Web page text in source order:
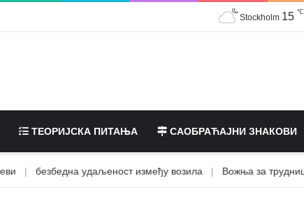
Stockholm 15 ℃
ТЕОРИЈСКА ПИТАЊА САОБРАЋАЈНИ ЗНАКОВИ
| безбедна удаљеност између возила | Вожња за труднице |